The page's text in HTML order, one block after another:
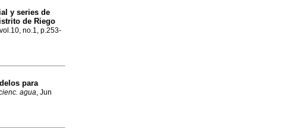
y series de
de Riego
no.1, p.253-
para
agua, Jun